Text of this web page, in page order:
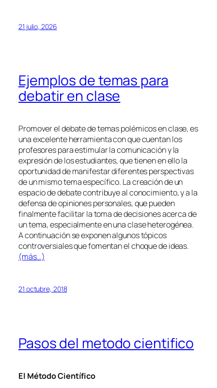
21 julio, 2026
Ejemplos de temas para
debatir en clase
Promover el debate de temas polémicos en clase, es
una excelente herramienta con que cuentan los
profesores para estimular la comunicación y la
expresión de los estudiantes, que tienen en ello la
oportunidad de manifestar diferentes perspectivas
de un mismo tema específico. La creación de un
espacio de debate contribuye al conocimiento, y a la
defensa de opiniones personales, que pueden
finalmente facilitar la toma de decisiones acerca de
un tema, especialmente en una clase heterogénea.
A continuación se exponen algunos tópicos
controversiales que fomentan el choque de ideas.
(más…)
21 octubre, 2018
Pasos del metodo cientifico
El Método Científico